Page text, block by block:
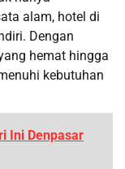
alam, hotel di
Dengan
hemat hingga
kebutuhan
Ini Denpasar